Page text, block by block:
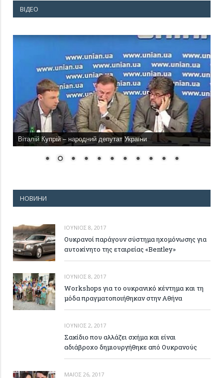
ВІДЕО
Віталій Купрій – народний депутат України
НОВИНИ
ΙΟΎΝΙΟΣ 8, 2017
Ουκρανοί παράγουν σύστημα ηχομόνωσης για
αυτοκίνητο της εταιρείας «Bentley»
ΙΟΎΝΙΟΣ 8, 2017
Workshops για το ουκρανικό κέντημα και τη
μόδα πραγματοποιήθηκαν στην Αθήνα
ΙΟΎΝΙΟΣ 2, 2017
Σακίδιο που αλλάζει σχήμα και είναι
αδιάβροχο δημιουργήθηκε από Ουκρανούς
ΜΆΙΟΣ 26, 2017